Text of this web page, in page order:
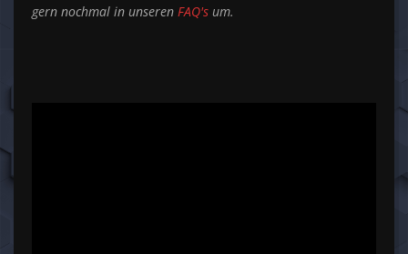
gern nochmal in unseren FAQ's um.